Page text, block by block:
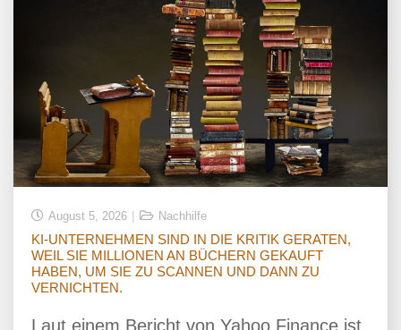
August 5, 2026 Nachhilfe
KI-UNTERNEHMEN SIND IN DIE KRITIK GERATEN,
WEIL SIE MILLIONEN AN BÜCHERN GEKAUFT
HABEN, UM SIE ZU SCANNEN UND DANN ZU
VERNICHTEN.
Laut einem Bericht von Yahoo Finance ist